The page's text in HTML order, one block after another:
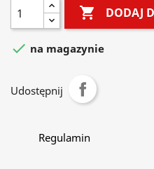
 DODAJ
 na magazynie
Udostępnij
Regulamin